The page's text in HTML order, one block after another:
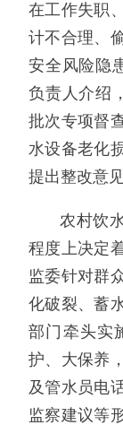
在工作失职
计不合理、
安全风险隐
负责人介绍
批次专项督
水设备老化
提出整改意
农村饮
程度上决定
监委针对群
化破裂、蓄
部门牵头实
护、大保养
及管水员电
监察建议等